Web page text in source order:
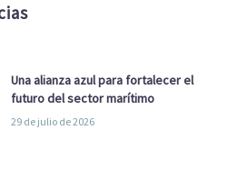
Una alianza azul para fortalecer el
futuro del sector marítimo
29 de julio de 2026